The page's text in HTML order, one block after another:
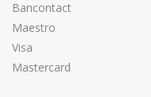
Huidproblemen
Effecten
Bancontact
Maestro
Visa
Mastercard